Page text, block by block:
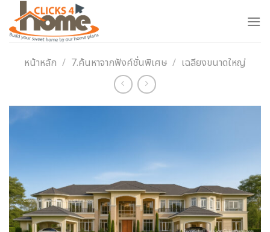
content
หน้าหลัก / 7.ค้นหาจากฟังค์ชั่นพิเศษ / เฉลียงขนาดใหญ่